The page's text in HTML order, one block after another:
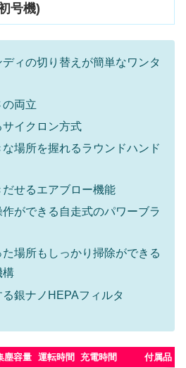
号機)
ィの切り替えが簡単なワンタ
両立
イクロン方式
場所を握れるラウンドハンド
せるエアブロー機能
ができる自走式のパワーブラ
場所もしっかり掃除ができる
構
銀ナノHEPAフィルタ
塵容量 運転時間 充電時間 付属品